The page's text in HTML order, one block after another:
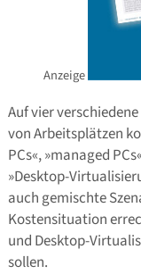
Anzeige
Auf vier
von Arbeitsplätzen
PCs«, »managed
»Desktop-
auch gemischte
Kostensituation
und Desktop-
sollen.